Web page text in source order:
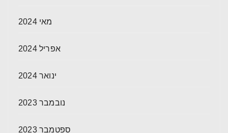
מאי 2024
אפריל 2024
ינואר 2024
נובמבר 2023
ספטמבר 2023